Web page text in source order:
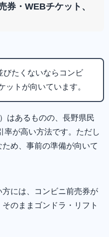
券・WEBチケット、
びたくないならコンビ
ットが向いています。
はあるものの、長野県民
率が高い方法です。ただし
め、事前の準備が向いて
には、コンビニ前売券が
のままゴンドラ・リフト